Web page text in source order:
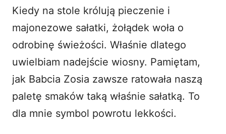
Kiedy na stole królują pieczenie i
majonezowe sałatki, żołądek woła o
odrobinę świeżości. Właśnie dlatego
uwielbiam nadejście wiosny. Pamiętam,
jak Babcia Zosia zawsze ratowała naszą
paletę smaków taką właśnie sałatką. To
dla mnie symbol powrotu lekkości.